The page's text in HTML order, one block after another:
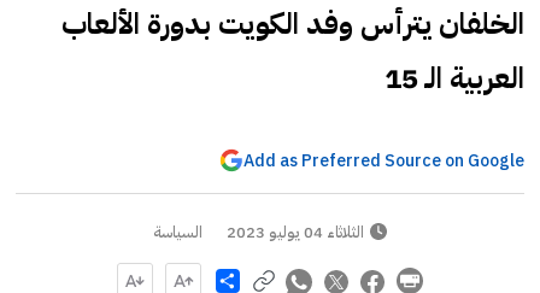
الخلفان يترأس وفد الكويت بدورة الألعاب
العربية الـ 15
Add as Preferred Source on Google
الثلاثاء 04 يوليو 2023 السياسة
Share